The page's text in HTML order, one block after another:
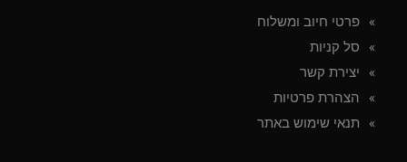
פרטי חיוב ומשלוח
סל קניות
יצירת קשר
הצהרת פרטיות
תנאי שימוש באתר